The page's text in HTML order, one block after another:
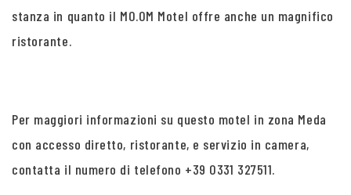
stanza in quanto il MO.OM Motel offre anche un magnifico
ristorante.
Per maggiori informazioni su questo motel in zona Meda
con accesso diretto, ristorante, e servizio in camera,
contatta il numero di telefono +39 0331 327511.